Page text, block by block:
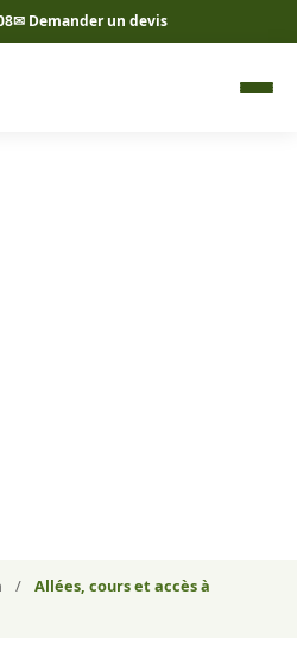
✉ Demander un devis
/
Allées, cours et accès à